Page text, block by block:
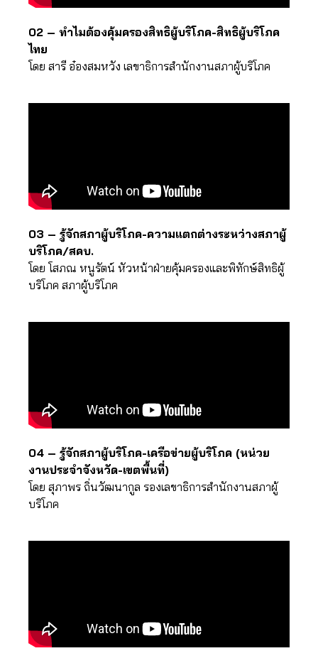
02 – ทำไมต้องคุ้มครองสิทธิผู้บริโภค-สิทธิผู้บริโภค
ไทย
โดย สารี อ๋องสมหวัง เลขาธิการสำนักงานสภาผู้บริโภค
03 – รู้จักสภาผู้บริโภค-ความแตกต่างระหว่างสภาผู้
บริโภค/สคบ.
โดย โสภณ หนูรัตน์ หัวหน้าฝ่ายคุ้มครองและพิทักษ์สิทธิผู้
บริโภค สภาผู้บริโภค
04 – รู้จักสภาผู้บริโภค-เครือข่ายผู้บริโภค (หน่วย
งานประจำจังหวัด-เขตพื้นที่)
โดย สุภาพร ถิ่นวัฒนากูล รองเลขาธิการสำนักงานสภาผู้
บริโภค